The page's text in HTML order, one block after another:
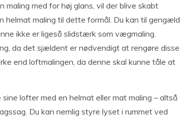
maling med for høj glans, vil der blive skabt
helmat maling til dette formål. Du kan til gengæld
ikke er ligeså slidstærk som vægmaling.
da det sjældent er nødvendigt at rengøre disse
end loftmalingen, da denne skal kunne tåle at
lofter med en helmat eller mat maling – altså
Du kan nemlig styre lyset i rummet ved